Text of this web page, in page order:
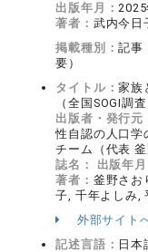
出版年月：2025
著者： 武内今日
掲載種別：記事
要）
タイトル：家族
（全国SOGI調
出版者・発行元
性自認の人口学
チーム（代表
誌名：
出版年
著者： 釜野さお
子, 千年よしみ,
外部サイト
記述言語： 日本